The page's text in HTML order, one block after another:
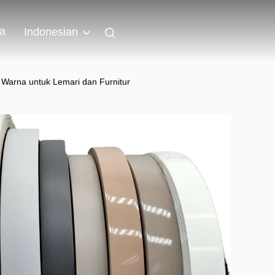
Indonesian
untuk Lemari dan Furnitur